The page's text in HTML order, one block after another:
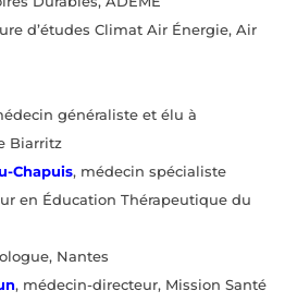
d’études Climat Air Énergie, Air
généraliste et élu à
Biarritz
Chapuis, médecin spécialiste
en Éducation Thérapeutique du
Nantes
, médecin-directeur, Mission Santé